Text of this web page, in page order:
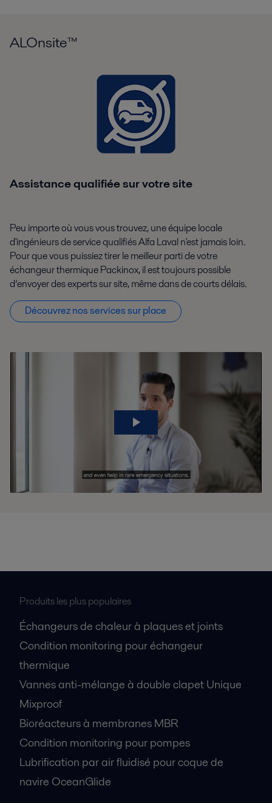
ALOnsite™
Assistance qualifiée sur votre site
Peu importe où vous vous trouvez, une équipe locale
d'ingénieurs de service qualifiés Alfa Laval n'est jamais loin.
Pour que vous puissiez tirer le meilleur parti de votre
échangeur thermique Packinox, il est toujours possible
d’envoyer des experts sur site, même dans de courts délais.
Découvrez nos services sur place
Produits les plus populaires
Échangeurs de chaleur à plaques et joints
Condition monitoring pour échangeur
thermique
Vannes anti-mélange à double clapet Unique
Mixproof
Bioréacteurs à membranes MBR
Condition monitoring pour pompes
Lubrification par air fluidisé pour coque de
navire OceanGlide